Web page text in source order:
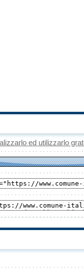
ed utilizzarlo